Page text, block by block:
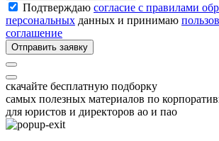
Подтверждаю согласие с правилами
персональных данных и принимаю
соглашение
Отправить заявку
скачайте бесплатную подборку
самых полезных материалов по
для юристов и директоров ао и пао